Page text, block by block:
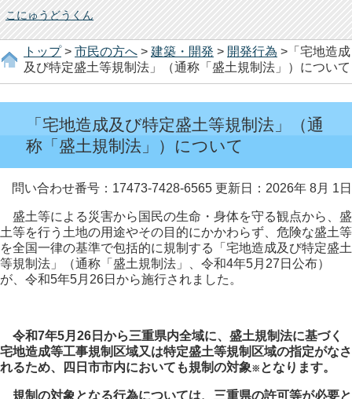
こにゅうどうくん
トップ> 市民の方へ > 建築・開発 > 開発行為 >「宅地造成
及び特定盛土等規制法」（通称「盛土規制法」）について
「宅地造成及び特定盛土等規制法」（通
称「盛土規制法」）について
問い合わせ番号：17473-7428-6565 更新日：2026年 8月 1日
盛土等による災害から国民の生命・身体を守る観点から、盛
土等を行う土地の用途やその目的にかかわらず、危険な盛土等
を全国一律の基準で包括的に規制する「宅地造成及び特定盛土
等規制法」（通称「盛土規制法」、令和4年5月27日公布）
が、令和5年5月26日から施行されました。
令和7年5月26日から三重県内全域に、盛土規制法に基づく
宅地造成等工事規制区域又は特定盛土等規制区域の指定がなさ
れるため、四日市市内においても規制の対象※ となります。
規制の対象となる行為については、三重県の許可等が必要と